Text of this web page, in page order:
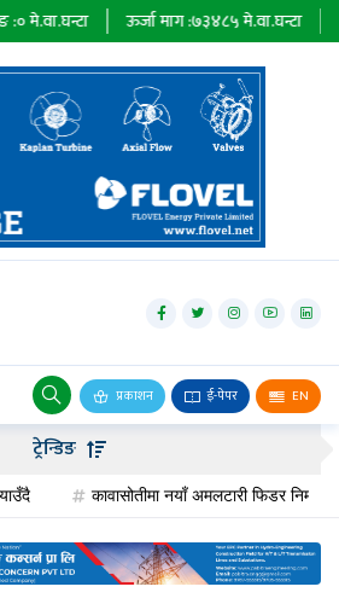
ऊर्जा माग :७३४८५मे.वा.घन्टा
प्रकाशन ई-पेपर EN
ट्रेन्डिङ
कावासोतीमा नयाँ अमलटारी फिडर निर्माण,